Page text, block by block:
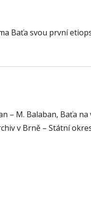
Baťa svou první
– M. Balaban, Baťa
v Brně – Státní